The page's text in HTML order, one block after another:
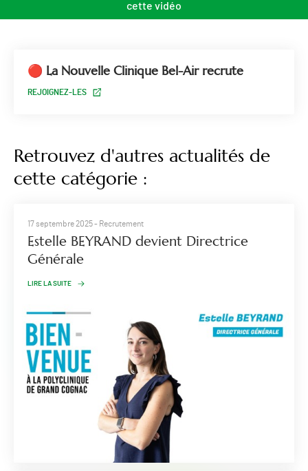
cette vidéo
🔴 La Nouvelle Clinique Bel-Air recrute
REJOIGNEZ-LES
Retrouvez d'autres actualités de
cette catégorie :
17 septembre 2025- Recrutement
Estelle BEYRAND devient Directrice
Générale
LIRE LA SUITE